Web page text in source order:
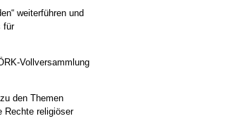
weiterführen und
für
Vollversammlung
den Themen
Rechte religiöser